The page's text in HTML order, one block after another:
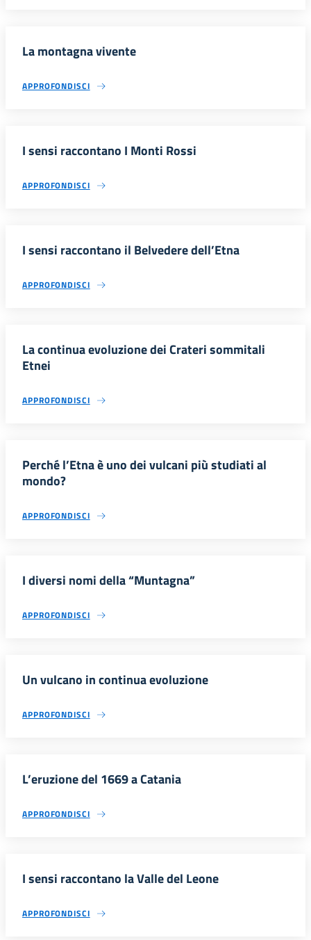
La montagna vivente
APPROFONDISCI
I sensi raccontano I Monti Rossi
APPROFONDISCI
I sensi raccontano il Belvedere dell’Etna
APPROFONDISCI
La continua evoluzione dei Crateri sommitali
Etnei
APPROFONDISCI
Perché l’Etna è uno dei vulcani più studiati al
mondo?
APPROFONDISCI
I diversi nomi della “Muntagna”
APPROFONDISCI
Un vulcano in continua evoluzione
APPROFONDISCI
L’eruzione del 1669 a Catania
APPROFONDISCI
I sensi raccontano la Valle del Leone
APPROFONDISCI